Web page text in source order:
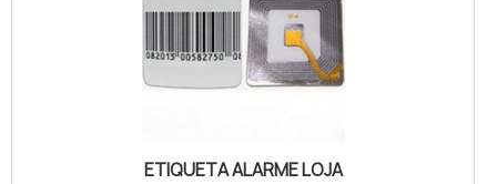
ETIQUETA ALARME LOJA